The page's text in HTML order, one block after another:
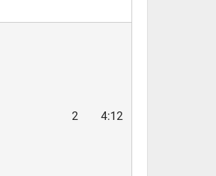
2 4:12